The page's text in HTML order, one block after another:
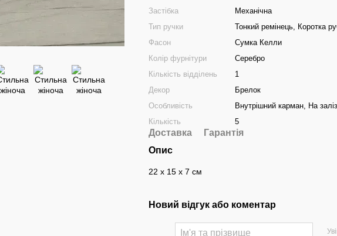
Застібка
Механічна
Тип ручки
Тонкий ремінець, Коротка
Фасон
Сумка Келли
Колір фурнітури
Серебро
Кількість відділень
1
Декор
Брелок
Особливість
Внутрішний карман, На
Кількість
5
Доставка
Гарантія
Опис
22 х 15 х 7 см
Новий відгук або коментар